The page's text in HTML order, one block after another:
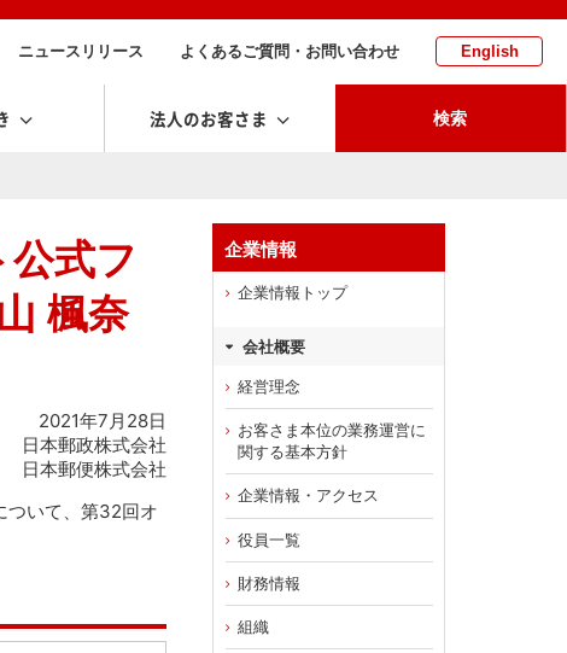
ニュースリリース よくあるご質問・お問い合わせ English
法人のお客さま 検索
式フ
楓奈
2021年7月28日
日本郵政株式会社
日本郵便株式会社
ついて、第32回オ
企業情報
企業情報トップ
会社概要
経営理念
お客さま本位の業務運営に
関する基本方針
企業情報・アクセス
役員一覧
財務情報
組織